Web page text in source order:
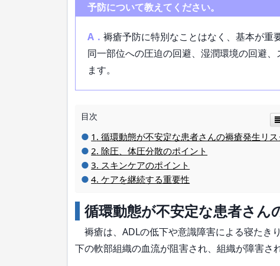
予防について教えてください。
A． 褥瘡予防に特別なことはなく、基本が重
同一部位への圧迫の回避、湿潤環境の回避
ます。
目次
循環動態が不安定な患者さんの褥瘡発生リス
除圧、体圧分散のポイント
スキンケアのポイント
ケアを継続する重要性
循環動態が不安定な患者さん
褥瘡は、ADLの低下や意識障害による寝たき
下の軟部組織の血流が阻害され、組織が障害さ